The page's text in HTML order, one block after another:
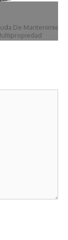
,Hawái,